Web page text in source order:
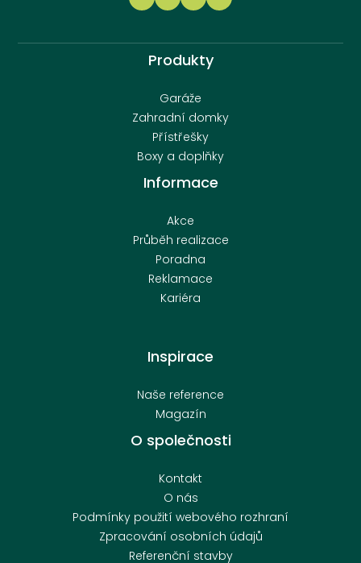
Produkty
Garáže
Zahradní domky
Přístřešky
Boxy a doplňky
Informace
Akce
Průběh realizace
Poradna
Reklamace
Kariéra
Inspirace
Naše reference
Magazín
O společnosti
Kontakt
O nás
Podmínky použití webového rozhraní
Zpracování osobních údajů
Referenční stavby